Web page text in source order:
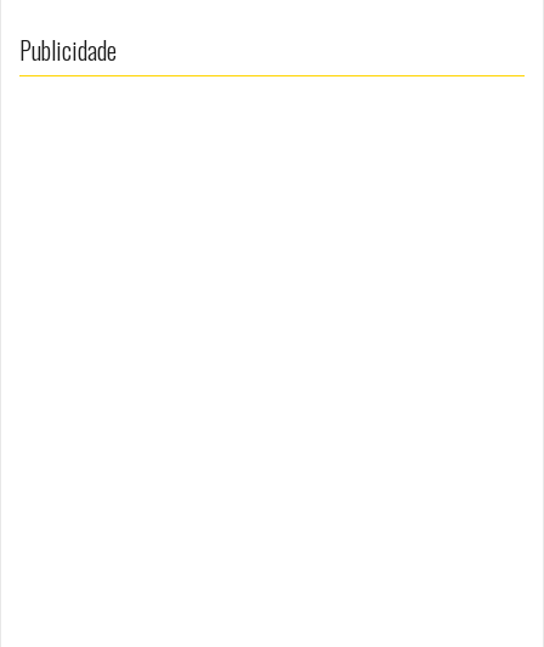
Publicidade